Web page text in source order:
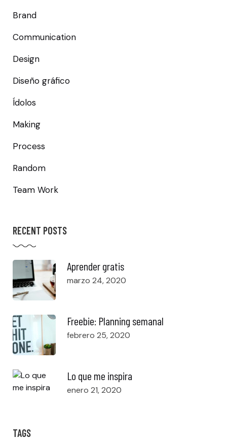
Brand
Communication
Design
Diseño gráfico
Ídolos
Making
Process
Random
Team Work
RECENT POSTS
Aprender gratis
marzo 24, 2020
Freebie: Planning semanal
febrero 25, 2020
Lo que me inspira
enero 21, 2020
TAGS